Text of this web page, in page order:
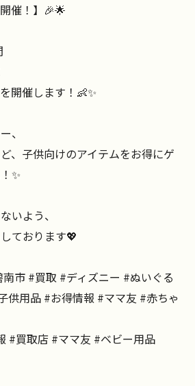
催！】🎉🌟
開催します！👶✨
、
、子供向けのアイテムをお得にゲ
✨
いよう、
ております💖
市 #買取 #ディズニー #ぬいぐる
供用品 #お得情報 #ママ友 #赤ちゃ
#買取店 #ママ友 #ベビー用品